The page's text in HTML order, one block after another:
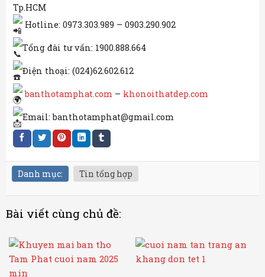
Tp.HCM
Hotline: 0973.303.989 – 0903.290.902
Tổng đài tư vấn: 1900.888.664
Điện thoại: (024)62.602.612
banthotamphat.com – khonoithatdep.com
Email: banthotamphat@gmail.com
Danh mục: Tin tổng hợp
Bài viết cùng chủ đề: